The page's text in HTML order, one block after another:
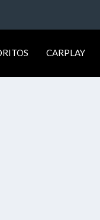
CARPLAY